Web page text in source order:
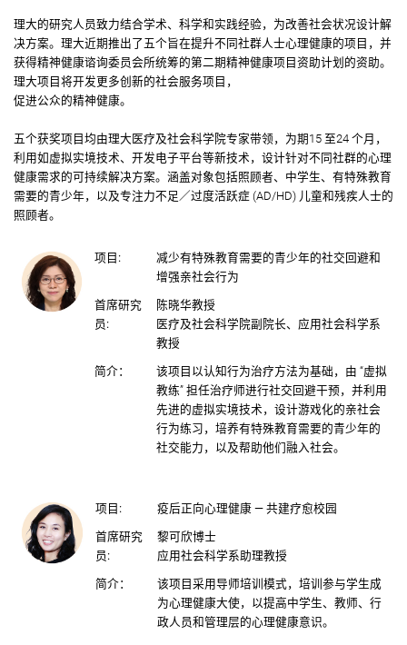
理大的研究人员致力结合学术、科学和实践经验，为改善社会状况设计解
决方案。理大近期推出了五个旨在提升不同社群人士心理健康的项目，并
获得精神健康谘询委员会所统筹的第二期精神健康项目资助计划的资助。
理大项目将开发更多创新的社会服务项目，
促进公众的精神健康。
五个获奖项目均由理大医疗及社会科学院专家带领，为期15 至24 个月，
利用如虚拟实境技术、开发电子平台等新技术，设计针对不同社群的心理
健康需求的可持续解决方案。涵盖对象包括照顾者、中学生、有特殊教育
需要的⻘少年，以及专注力不足／过度活跃症 (AD/HD) 儿童和残疾人士的
照顾者。
项目:
减少有特殊教育需要的青少年的社交回避和
增强亲社会行为
首席研究
员:
陈晓华教授
医疗及社会科学院副院长、应用社会科学系
教授
简介：
该项目以认知行为治疗方法为基础，由 “虚拟
教练” 担任治疗师进行社交回避干预，并利用
先进的虚拟实境技术，设计游戏化的亲社会
行为练习，培养有特殊教育需要的青少年的
社交能力，以及帮助他们融入社会。
项目: 疫后正向心理健康 — 共建疗愈校园
首席研究
员:
黎可欣博士
应用社会科学系助理教授
简介：
该项目采用导师培训模式，培训参与学生成
为心理健康大使，以提高中学生、教师、行
政人员和管理层的心理健康意识。